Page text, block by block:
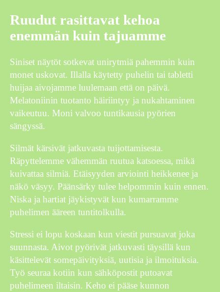
Ruudut rasittavat kehoa
enemmän kuin tajuamme
Siniset näytöt sotkevat unirytmiä pahemmin kuin
monet uskovat. Illalla käytetty puhelin tai tabletti
huijaa aivojamme luulemaan että on päivä.
Melatoniinin tuotanto häiriintyy ja nukahtaminen
vaikeutuu. Moni valvoo tuntikausia pyörien
sängyssä.
Silmät kärsivät jatkuvasta tuijottamisesta.
Räpyttelemme vähemmän ruutua katsoessa, mikä
kuivattaa silmiä. Etäisyyden arviointi heikkenee ja
näkö väsyy. Päänsärky tulee helpommin kuin ennen.
Niska ja hartiat jäykistyvät kun kumarramme
puhelimen ääreen tuntitolkulla.
Stressi ei lopu koskaan kun viestit pursuavat joka
suunnasta. Aivot pyörivät jatkuvasti täysillä kun
käsittelevät somepäivityksiä, uutisia ja ilmoituksia.
Työ seuraa kotiin kun sähköpostit putoavat
puhelimeen iltaisin. Keho ei pääse kunnon